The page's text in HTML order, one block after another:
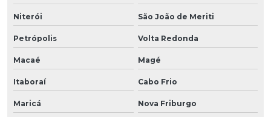
Niterói São João de Meriti
Petrópolis Volta Redonda
Macaé Magé
Itaboraí Cabo Frio
Maricá Nova Friburgo